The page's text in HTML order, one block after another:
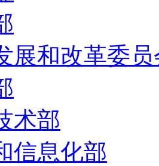
展和改革委
术部
信息化部